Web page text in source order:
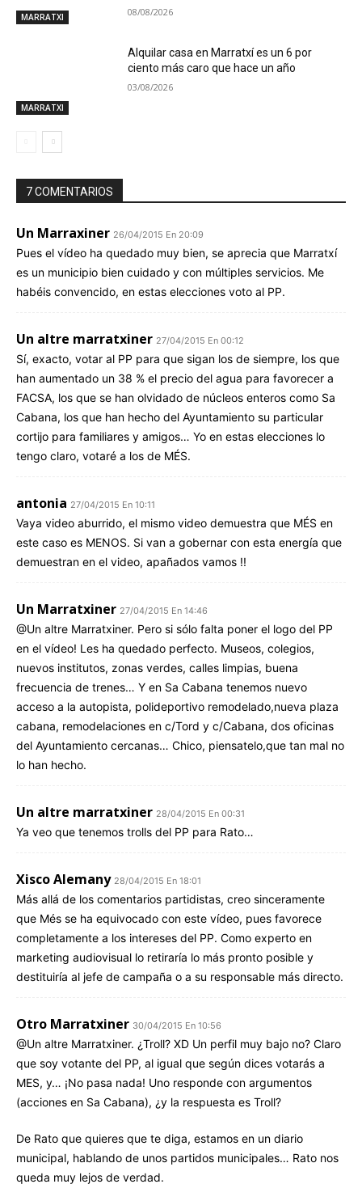
MARRATXI 08/08/2026
MARRATXI
Alquilar casa en Marratxí es un 6 por
ciento más caro que hace un año
03/08/2026
7 COMENTARIOS
Un Marraxiner 26/04/2015 En 20:09
Pues el vídeo ha quedado muy bien, se aprecia que Marratxí
es un municipio bien cuidado y con múltiples servicios. Me
habéis convencido, en estas elecciones voto al PP.
Un altre marratxiner 27/04/2015 En 00:12
Sí, exacto, votar al PP para que sigan los de siempre, los que
han aumentado un 38 % el precio del agua para favorecer a
FACSA, los que se han olvidado de núcleos enteros como Sa
Cabana, los que han hecho del Ayuntamiento su particular
cortijo para familiares y amigos… Yo en estas elecciones lo
tengo claro, votaré a los de MÉS.
antonia 27/04/2015 En 10:11
Vaya video aburrido, el mismo video demuestra que MÉS en
este caso es MENOS. Si van a gobernar con esta energía que
demuestran en el video, apañados vamos !!
Un Marratxiner 27/04/2015 En 14:46
@Un altre Marratxiner. Pero si sólo falta poner el logo del PP
en el vídeo! Les ha quedado perfecto. Museos, colegios,
nuevos institutos, zonas verdes, calles limpias, buena
frecuencia de trenes… Y en Sa Cabana tenemos nuevo
acceso a la autopista, polideportivo remodelado,nueva plaza
cabana, remodelaciones en c/Tord y c/Cabana, dos oficinas
del Ayuntamiento cercanas… Chico, piensatelo,que tan mal no
lo han hecho.
Un altre marratxiner 28/04/2015 En 00:31
Ya veo que tenemos trolls del PP para Rato…
Xisco Alemany 28/04/2015 En 18:01
Más allá de los comentarios partidistas, creo sinceramente
que Més se ha equivocado con este vídeo, pues favorece
completamente a los intereses del PP. Como experto en
marketing audiovisual lo retiraría lo más pronto posible y
destituiría al jefe de campaña o a su responsable más directo.
Otro Marratxiner 30/04/2015 En 10:56
@Un altre Marratxiner. ¿Troll? XD Un perfil muy bajo no? Claro
que soy votante del PP, al igual que según dices votarás a
MES, y… ¡No pasa nada! Uno responde con argumentos
(acciones en Sa Cabana), ¿y la respuesta es Troll?
De Rato que quieres que te diga, estamos en un diario
municipal, hablando de unos partidos municipales… Rato nos
queda muy lejos de verdad.